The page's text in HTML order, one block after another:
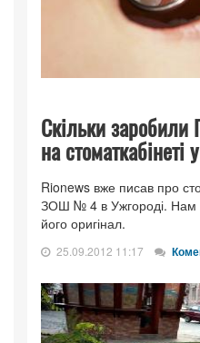
Скільки заробили
на
Rionews вже писав про
ЗОШ № 4 в Ужгороді. Нам
його оригінал.
25.09.2012 11:17